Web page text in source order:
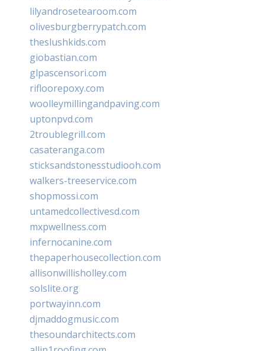
lilyandrosetearoom.com
olivesburgberrypatch.com
theslushkids.com
giobastian.com
glpascensori.com
rifloorepoxy.com
woolleymillingandpaving.com
uptonpvd.com
2troublegrill.com
casateranga.com
sticksandstonesstudiooh.com
walkers-treeservice.com
shopmossi.com
untamedcollectivesd.com
mxpwellness.com
infernocanine.com
thepaperhousecollection.com
allisonwillisholley.com
solslite.org
portwayinn.com
djmaddogmusic.com
thesoundarchitects.com